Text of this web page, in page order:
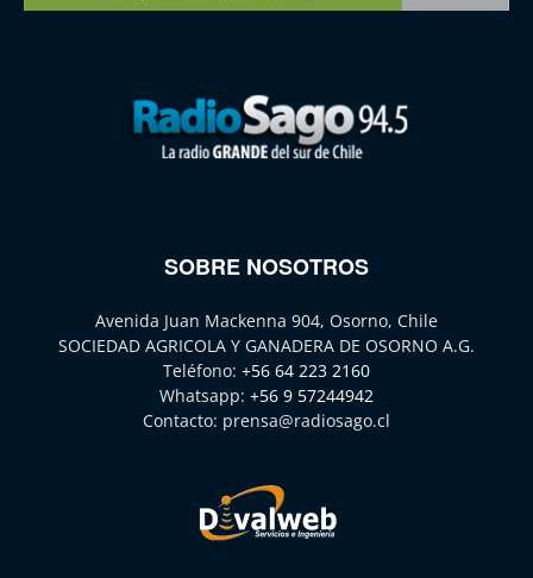
SOBRE NOSOTROS
Avenida Juan Mackenna 904, Osorno, Chile
SOCIEDAD AGRICOLA Y GANADERA DE OSORNO A.G.
Teléfono: +56 64 223 2160
Whatsapp: +56 9 57244942
Contacto: prensa@radiosago.cl